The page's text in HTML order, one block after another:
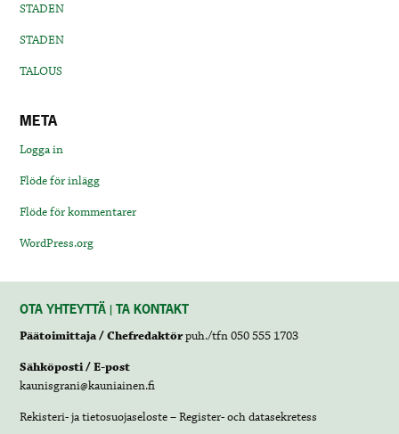
STADEN
STADEN
TALOUS
META
Logga in
Flöde för inlägg
Flöde för kommentarer
WordPress.org
OTA YHTEYTTÄ | TA KONTAKT
Päätoimittaja / Chefredaktörpuh./tfn 050 555 1703
Sähköposti / E-post
kaunisgrani@kauniainen.fi
Rekisteri- ja tietosuojaseloste – Register- och datasekretess